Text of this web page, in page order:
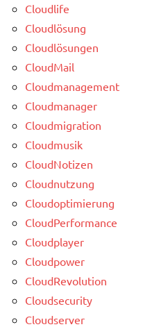
Cloudlife
Cloudlösung
Cloudlösungen
CloudMail
Cloudmanagement
Cloudmanager
Cloudmigration
Cloudmusik
CloudNotizen
Cloudnutzung
Cloudoptimierung
CloudPerformance
Cloudplayer
Cloudpower
CloudRevolution
Cloudsecurity
Cloudserver